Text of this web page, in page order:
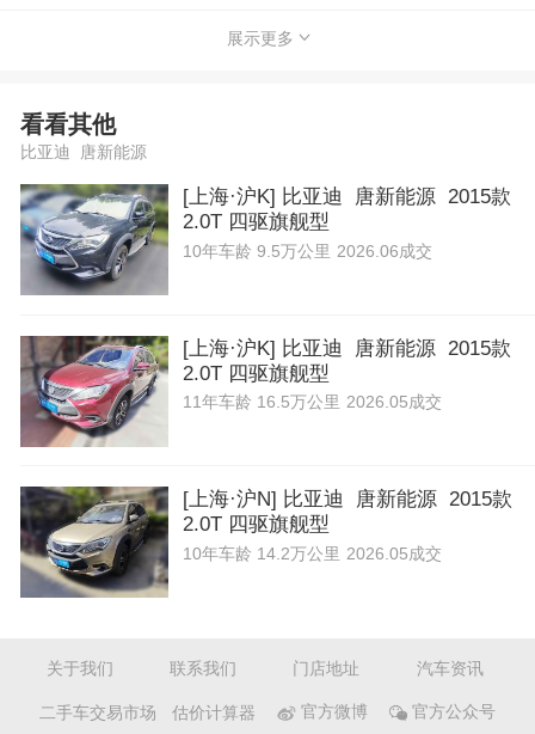
展示更多
看看其他
比亚迪 唐新能源
[上海·沪K] 比亚迪 唐新能源 2015款
2.0T 四驱旗舰型
10年车龄 9.5万公里 2026.06成交
[上海·沪K] 比亚迪 唐新能源 2015款
2.0T 四驱旗舰型
11年车龄 16.5万公里 2026.05成交
[上海·沪N] 比亚迪 唐新能源 2015款
2.0T 四驱旗舰型
10年车龄 14.2万公里 2026.05成交
关于我们 联系我们 门店地址 汽车资讯
二手车交易市场 估价计算器 官方微博 官方公众号